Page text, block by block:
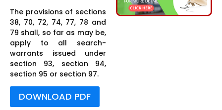
The provisions of sections
38, 70, 72, 74, 77, 78 and
79 shall, so far as may be,
apply to all search-
warrants issued under
section 93, section 94,
section 95 or section 97.
DOWNLOAD PDF